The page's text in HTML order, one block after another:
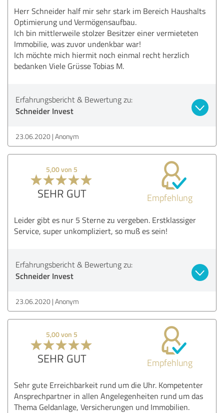
Herr Schneider half mir sehr stark im Bereich Haushalts
Optimierung und Vermögensaufbau.
Ich bin mittlerweile stolzer Besitzer einer vermieteten
Immobilie, was zuvor undenkbar war!
Ich möchte mich hiermit noch einmal recht herzlich
bedanken Viele Grüsse Tobias M.
Erfahrungsbericht & Bewertung zu:
Schneider Invest
23.06.2020 Anonym
5,00 von 5
SEHR GUT Empfehlung
Leider gibt es nur 5 Sterne zu vergeben. Erstklassiger
Service, super unkompliziert, so muß es sein!
Erfahrungsbericht & Bewertung zu:
Schneider Invest
23.06.2020 Anonym
5,00 von 5
SEHR GUT Empfehlung
Sehr gute Erreichbarkeit rund um die Uhr. Kompetenter
Ansprechpartner in allen Angelegenheiten rund um das
Thema Geldanlage, Versicherungen und Immobilien.